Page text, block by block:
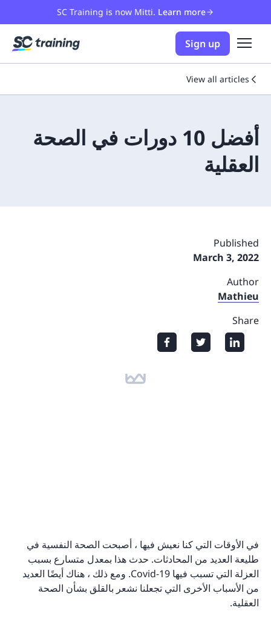
SC Training is now Mitti. Learn more
Sign up
View all articles
أفضل 10 دورات في الصحة
العقلية
Published
March 3, 2022
Author
Mathieu
Share
في الأوقات التي كنا نعيش فيها ، أصبحت الصحة النفسية في
طليعة العديد من المحادثات. حدث هذا بمعدل متسارع بسبب
العزلة التي تسبب فيها Covid-19. ومع ذلك ، هناك أيضًا العديد
من الأسباب الأخرى التي تجعلنا نشعر بالقلق بشأن الصحة
العقلية.